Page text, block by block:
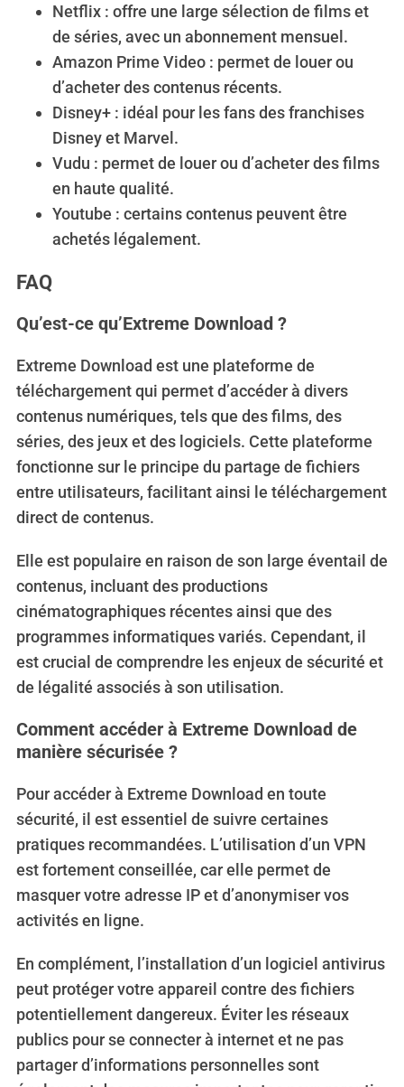
Netflix : offre une large sélection de films et
de séries, avec un abonnement mensuel.
Amazon Prime Video : permet de louer ou
d’acheter des contenus récents.
Disney+ : idéal pour les fans des franchises
Disney et Marvel.
Vudu : permet de louer ou d’acheter des films
en haute qualité.
Youtube : certains contenus peuvent être
achetés légalement.
FAQ
Qu’est-ce qu’Extreme Download ?
Extreme Download est une plateforme de
téléchargement qui permet d’accéder à divers
contenus numériques, tels que des films, des
séries, des jeux et des logiciels. Cette plateforme
fonctionne sur le principe du partage de fichiers
entre utilisateurs, facilitant ainsi le téléchargement
direct de contenus.
Elle est populaire en raison de son large éventail de
contenus, incluant des productions
cinématographiques récentes ainsi que des
programmes informatiques variés. Cependant, il
est crucial de comprendre les enjeux de sécurité et
de légalité associés à son utilisation.
Comment accéder à Extreme Download de
manière sécurisée ?
Pour accéder à Extreme Download en toute
sécurité, il est essentiel de suivre certaines
pratiques recommandées. L’utilisation d’un VPN
est fortement conseillée, car elle permet de
masquer votre adresse IP et d’anonymiser vos
activités en ligne.
En complément, l’installation d’un logiciel antivirus
peut protéger votre appareil contre des fichiers
potentiellement dangereux. Éviter les réseaux
publics pour se connecter à internet et ne pas
partager d’informations personnelles sont
a
r
c
r